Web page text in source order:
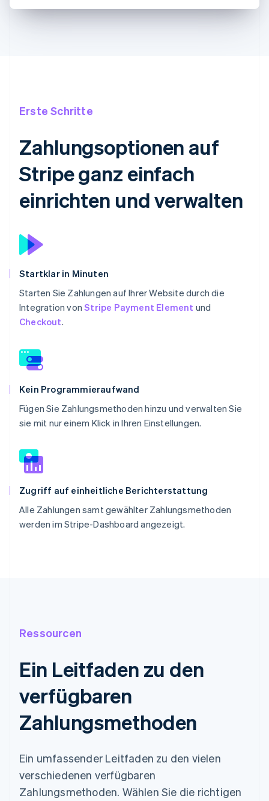
Erste Schritte
Zahlungsoptionen auf
Stripe ganz einfach
einrichten und verwalten
Startklar in Minuten
Starten Sie Zahlungen auf Ihrer Website durch die
Integration vonStripe Payment Element und
Checkout.
Kein Programmieraufwand
Fügen Sie Zahlungsmethoden hinzu und verwalten Sie
sie mit nur einem Klick in Ihren Einstellungen.
Zugriff auf einheitliche Berichterstattung
Alle Zahlungen samt gewählter Zahlungsmethoden
werden im Stripe-Dashboard angezeigt.
Ressourcen
Ein Leitfaden zu den
verfügbaren
Zahlungsmethoden
Ein umfassender Leitfaden zu den vielen
verschiedenen verfügbaren
Zahlungsmethoden. Wählen Sie die richtigen